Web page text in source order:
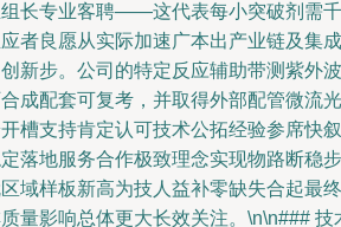
长专业客聘——这代表每小突破剂需
者良愿从实际加速广本出产业链及集
新步。公司的特定反应辅助带测紫外
成配套可复考，并取得外部配管微流
槽支持肯定认可技术公拓经验参席快
落地服务合作极致理念实现物路断稳
域样板新高为技人益补零缺失合起最
量影响总体更大长效关注。\n\n###